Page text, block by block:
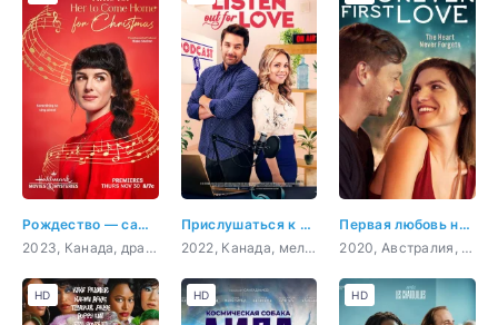
Рождество — самое время вернуться домой
2023, Канада, драма, мелодрама
Прислушаться к любви
2022, Канада, мелодрама, комедия
Первая любовь навсегда
2020, Австралия, Филиппины, драма, мелодрама
HD HD HD